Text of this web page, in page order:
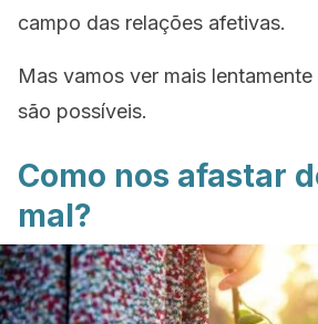
campo das relações afetivas.
Mas vamos ver mais
são possíveis.
Como nos afastar
mal?